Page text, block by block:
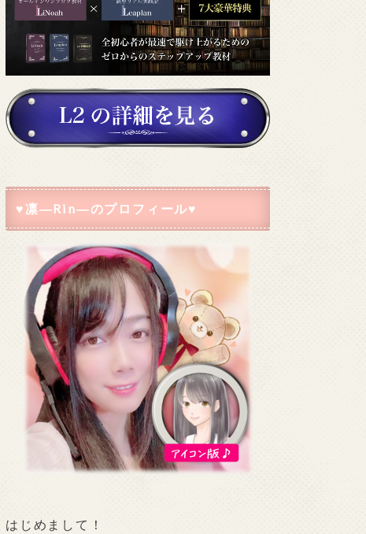
♥凛―Rin―のプロフィール♥
はじめまして！